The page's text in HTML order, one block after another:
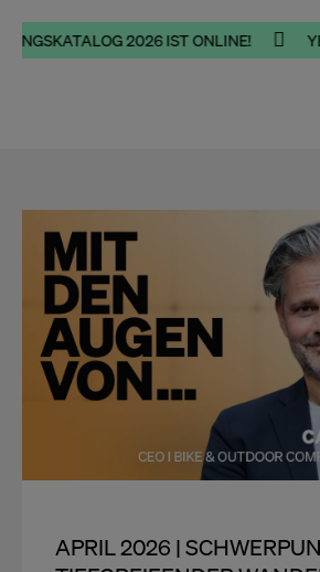
2026 IST ONLINE! 
APRIL 2026 |